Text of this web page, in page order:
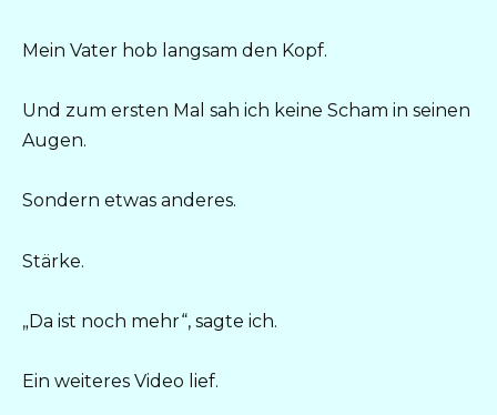
Mein Vater hob langsam den Kopf.
Und zum ersten Mal sah ich keine Scham in seinen
Augen.
Sondern etwas anderes.
Stärke.
„Da ist noch mehr“, sagte ich.
Ein weiteres Video lief.